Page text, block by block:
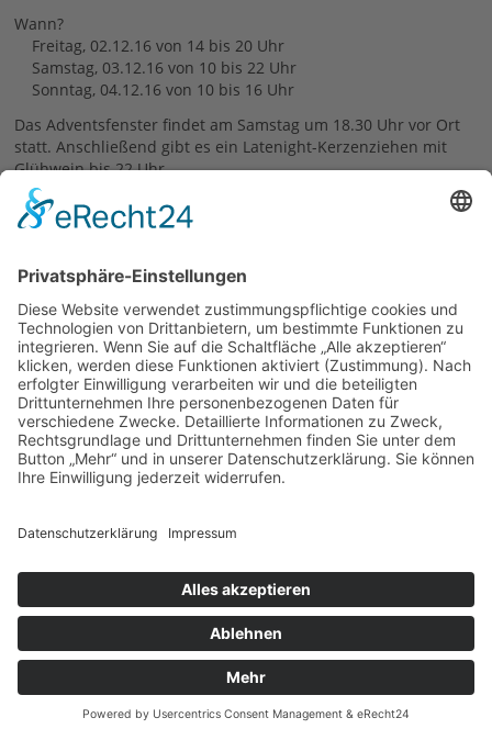
Wann?
Freitag, 02.12.16 von 14 bis 20 Uhr
Samstag, 03.12.16 von 10 bis 22 Uhr
Sonntag, 04.12.16 von 10 bis 16 Uhr
Das Adventsfenster findet am Samstag um 18.30 Uhr vor Ort
statt. Anschließend gibt es ein Latenight-Kerzenziehen mit
Glühwein bis 22 Uhr.
zurück
Links
Kolpingsfamilie Legau
© 2026 | Kolpingwerk Diözesanverband Augsburg
Datenschutzerklärung|Impressum